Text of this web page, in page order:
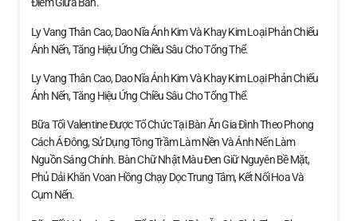
Ly Vang Thân Cao, Dao Nĩa Ánh Kim Và Khay Kim Loại Phản Chiếu
Ánh Nến, Tăng Hiệu Ứng Chiều Sâu Cho Tổng Thể.
Ly Vang Thân Cao, Dao Nĩa Ánh Kim Và Khay Kim Loại Phản Chiếu
Ánh Nến, Tăng Hiệu Ứng Chiều Sâu Cho Tổng Thể.
Bữa Tối Valentine Được Tổ Chức Tại Bàn Ăn Gia Đình Theo Phong
Cách Á Đông, Sử Dụng Tông Trầm Làm Nền Và Ánh Nến Làm
Nguồn Sáng Chính. Bàn Chữ Nhật Màu Đen Giữ Nguyên Bề Mặt,
Phủ Dải Khăn Voan Hồng Chạy Dọc Trung Tâm, Kết Nối Hoa Và
Cụm Nến.